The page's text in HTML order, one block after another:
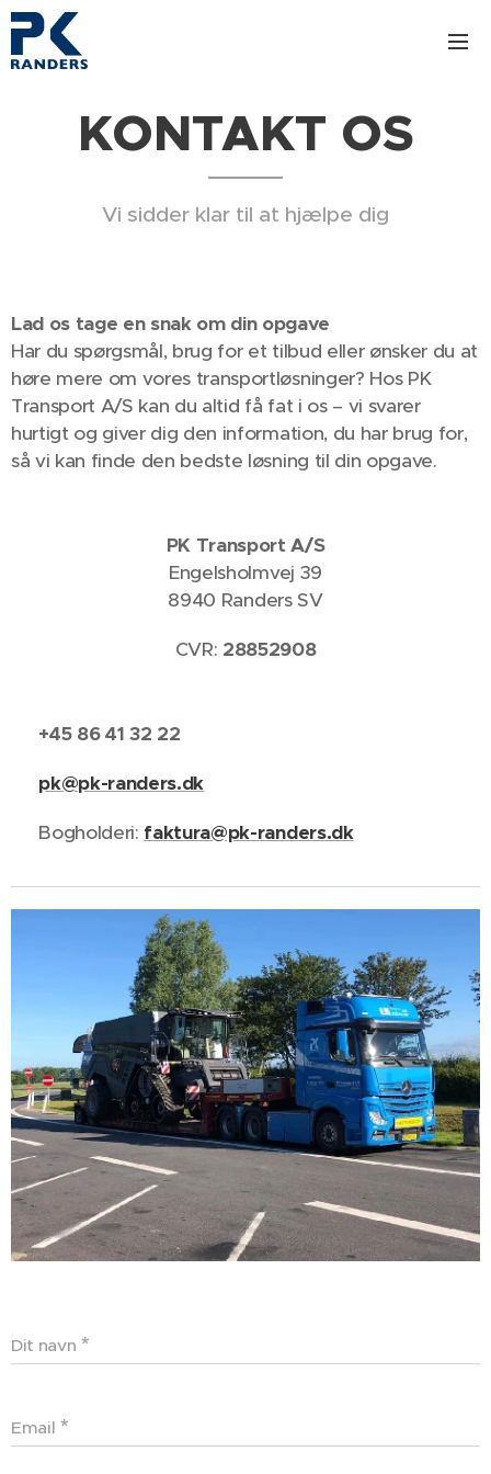
KONTAKT OS
Vi sidder klar til at hjælpe dig
Lad os tage en snak om din opgave
Har du spørgsmål, brug for et tilbud eller ønsker du at
høre mere om vores transportløsninger? Hos PK
Transport A/S kan du altid få fat i os – vi svarer
hurtigt og giver dig den information, du har brug for,
så vi kan finde den bedste løsning til din opgave.
PK Transport A/S
Engelsholmvej 39
8940 Randers SV
CVR: 28852908
+45 86 41 32 22
pk@pk-randers.dk
📧 Bogholderi: faktura@pk-randers.dk
Dit navn
Email